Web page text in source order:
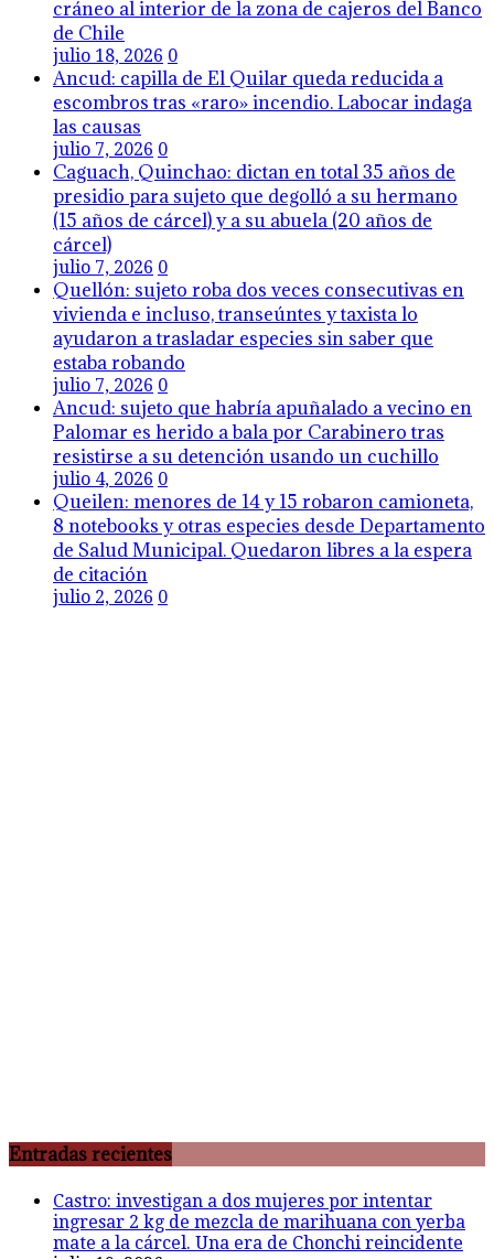
cráneo al interior de la zona de cajeros del Banco
de Chile
julio 18, 2026 0
Ancud: capilla de El Quilar queda reducida a
escombros tras «raro» incendio. Labocar indaga
las causas
julio 7, 2026 0
Caguach, Quinchao: dictan en total 35 años de
presidio para sujeto que degolló a su hermano
(15 años de cárcel) y a su abuela (20 años de
cárcel)
julio 7, 2026 0
Quellón: sujeto roba dos veces consecutivas en
vivienda e incluso, transeúntes y taxista lo
ayudaron a trasladar especies sin saber que
estaba robando
julio 7, 2026 0
Ancud: sujeto que habría apuñalado a vecino en
Palomar es herido a bala por Carabinero tras
resistirse a su detención usando un cuchillo
julio 4, 2026 0
Queilen: menores de 14 y 15 robaron camioneta,
8 notebooks y otras especies desde Departamento
de Salud Municipal. Quedaron libres a la espera
de citación
julio 2, 2026 0
Entradas recientes
Castro: investigan a dos mujeres por intentar
ingresar 2 kg de mezcla de marihuana con yerba
mate a la cárcel. Una era de Chonchi reincidente